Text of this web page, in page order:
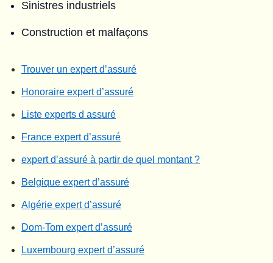
Sinistres industriels
Construction et malfaçons
Trouver un expert d’assuré
Honoraire expert d’assuré
Liste experts d assuré
France expert d’assuré
expert d’assuré à partir de quel montant ?
Belgique expert d’assuré
Algérie expert d’assuré
Dom-Tom expert d’assuré
Luxembourg expert d’assuré